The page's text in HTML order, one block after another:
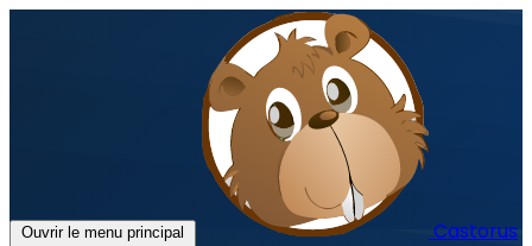
Ouvrir le menu principal Castorus